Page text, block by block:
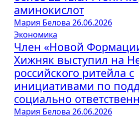
аминокислот
Мария Белова 26.06.2026
Экономика
Член «Новой
Хижняк выступил на
российского ритейла с
инициативами по
социально
Мария Белова 26.06.2026